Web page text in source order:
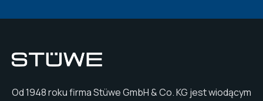
Od 1948 roku firma Stüwe GmbH & Co. KG jest wiodącym